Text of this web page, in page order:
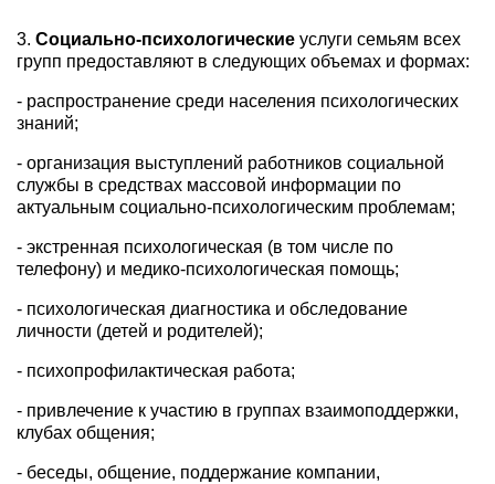
3. Социально-психологические услуги семьям всех
групп предоставляют в следующих объемах и формах:
- распространение среди населения психологических
знаний;
- организация выступлений работников социальной
службы в средствах массовой информации по
актуальным социально-психологическим проблемам;
- экстренная психологическая (в том числе по
телефону) и медико-психологическая помощь;
- психологическая диагностика и обследование
личности (детей и родителей);
- психопрофилактическая работа;
- привлечение к участию в группах взаимоподдержки,
клубах общения;
- беседы, общение, поддержание компании,